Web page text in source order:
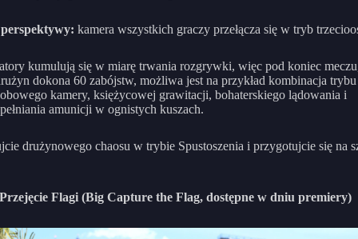
kamera wszystkich graczy przełącza się w tryb
kumulują się w miarę trwania rozgrywki, więc pod koniec
dokona 60 zabójstw, możliwa jest na przykład kombinacja trybu
kamery, księżycowej grawitacji, bohaterskiego lądowania i
amunicji w ognistych kuszach.
drużynowego chaosu w trybie Spustoszenia i przygotujcie się na
Flagi (Big Capture the Flag, dostępne w dniu premiery)